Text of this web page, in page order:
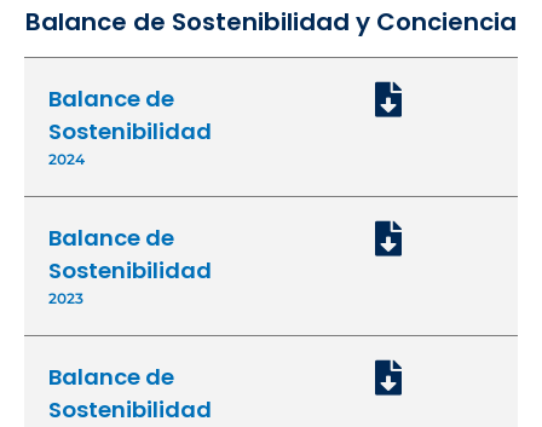
Balance de Sostenibilidad y Conciencia
Balance de
Sostenibilidad
2024
Balance de
Sostenibilidad
2023
Balance de
Sostenibilidad